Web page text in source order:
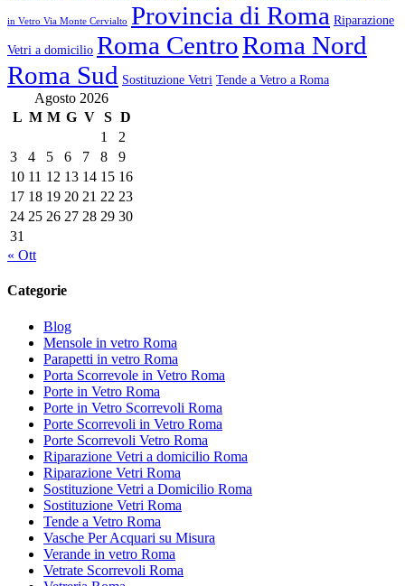
in Vetro Via Monte Cervialto Provincia di Roma Riparazione
Vetri a domicilio Roma CentroRoma Nord
Roma Sud Sostituzione Vetri Tende a Vetro a Roma
Agosto 2026
L M M G V S D
1
2
3
4 5 6 7 8
9
10 11 12 13 14 15 16
17 18 19 20 21 22 23
24 25 26 27 28 29 30
31
« Ott
Categorie
Blog
Mensole in vetro Roma
Parapetti in vetro Roma
Porta Scorrevole in Vetro Roma
Porte in Vetro Roma
Porte in Vetro Scorrevoli Roma
Porte Scorrevoli in Vetro Roma
Porte Scorrevoli Vetro Roma
Riparazione Vetri a domicilio Roma
Riparazione Vetri Roma
Sostituzione Vetri a Domicilio Roma
Sostituzione Vetri Roma
Tende a Vetro Roma
Vasche Per Acquari su Misura
Verande in vetro Roma
Vetrate Scorrevoli Roma